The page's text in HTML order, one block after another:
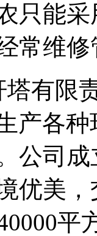
只能
常维修
有限
产各
公司
优美，
平